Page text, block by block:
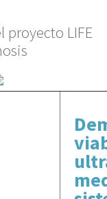
proyecto LIFE